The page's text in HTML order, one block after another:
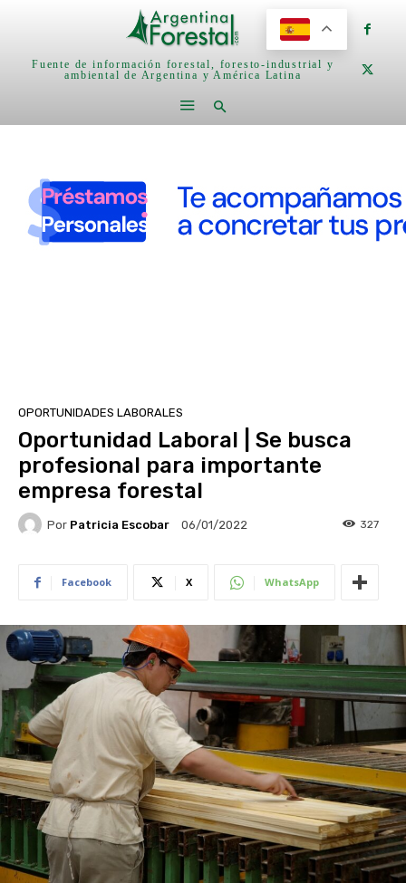
Fuente de información forestal, foresto-industrial y
ambiental de Argentina y América Latina
OPORTUNIDADES LABORALES
Oportunidad Laboral | Se busca
profesional para importante
empresa forestal
Por Patricia Escobar 06/01/2022 327
Facebook X WhatsApp